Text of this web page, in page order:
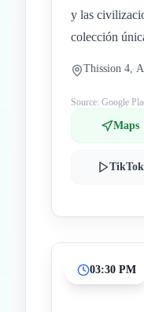
y las
colección
Thission 4,
Source: Google
Maps
TikTok
03:30 PM